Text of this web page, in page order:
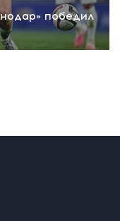
победил